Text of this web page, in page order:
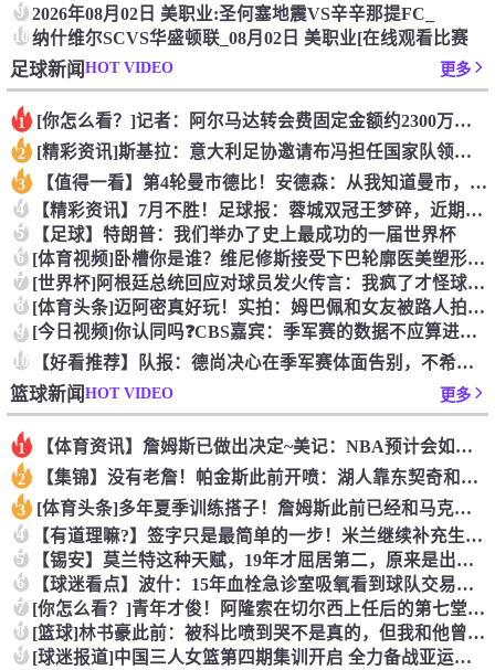
9 2026年08月02日 美职业:圣何塞地震VS辛辛那提FC_
10纳什维尔SCVS华盛顿联_08月02日 美职业[在线观看比赛
足球新闻HOT VIDEO 更多
1 [你怎么看？]记者：阿尔马达转会费固定金额约2300万欧，外
2 [精彩资讯]斯基拉：意大利足协邀请布冯担任国家队领队，但遭到
3 【值得一看】第4轮曼市德比！安德森：从我知道曼市，曼城就是这
4 【精彩资讯】7月不胜！足球报：蓉城双冠王梦碎，近期成绩下滑要
5 【足球】特朗普：我们举办了史上最成功的一届世界杯
6 [体育视频]卧槽你是谁？维尼修斯接受下巴轮廓医美塑形，突然变
7 [世界杯]阿根廷总统回应对球员发火传言：我疯了才怪球员？全是
8 [体育头条]迈阿密真好玩！实拍：姆巴佩和女友被路人拍到在夜店
9 [今日视频]你认同吗❓️CBS嘉宾：季军赛的数据不应算进去，
10 【好看推荐】队报：德尚决心在季军赛体面告别，不希望以两连败收
篮球新闻HOT VIDEO 更多
1 【体育资讯】詹姆斯已做出决定~美记：NBA预计会如期公布新赛
2 【集锦】没有老詹！帕金斯此前开喷：湖人靠东契奇和里夫斯没人会
3 [体育头条]多年夏季训练搭子！詹姆斯此前已经和马克西一同训练
4 【有道理嘛?】签字只是最简单的一步！米兰继续补充生力军！
5 【锡安】莫兰特这种天赋，19年才屈居第二，原来是出了锡安这个
6 【球迷看点】波什：15年血栓急诊室吸氧看到球队交易，我仍想复
7 [你怎么看？]青年才俊！阿隆索在切尔西上任后的第七堂训练课！
8 [篮球]林书豪此前：被科比喷到哭不是真的，但我和他曾五个月没
9 [球迷报道]中国三人女篮第四期集训开启 全力备战亚运会&奥运